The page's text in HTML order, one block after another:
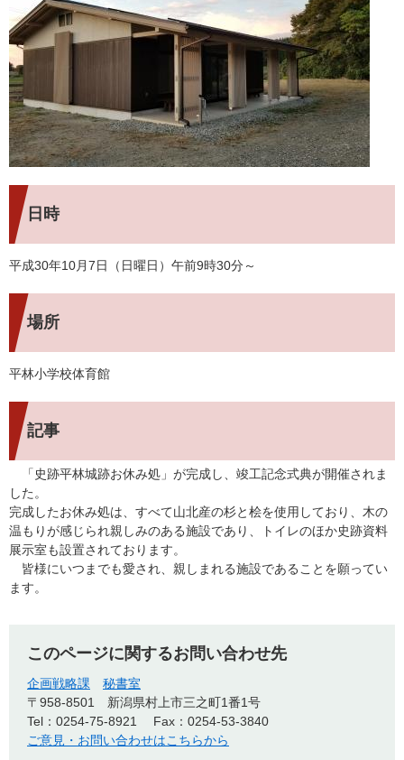
日時
平成30年10月7日（日曜日）午前9時30分～
場所
平林小学校体育館
記事
「史跡平林城跡お休み処」が完成し、竣工記念式典が開催されま
した。
完成したお休み処は、すべて山北産の杉と桧を使用しており、木の
温もりが感じられ親しみのある施設であり、トイレのほか史跡資料
展示室も設置されております。
皆様にいつまでも愛され、親しまれる施設であることを願ってい
ます。
このページに関するお問い合わせ先
企画戦略課
秘書室
〒958-8501
新潟県村上市三之町1番1号
Tel：0254-75-8921
Fax：0254-53-3840
ご意見・お問い合わせはこちらから